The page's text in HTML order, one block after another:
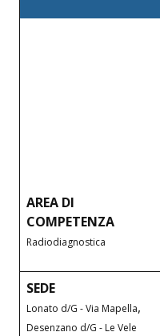
AREA DI
COMPETENZA
Radiodiagnostica
SEDE
Lonato d/G - Via Mapella,
Desenzano d/G - Le Vele